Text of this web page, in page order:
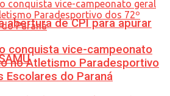
abertura de CPI para apurar
conquista vice-campeonato
no Atletismo Paradesportivo
Escolares do Paraná